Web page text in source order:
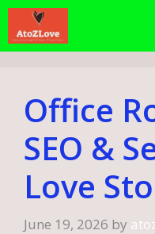
Skip
content
Office
SEO &
Love
June 19, 2026 by